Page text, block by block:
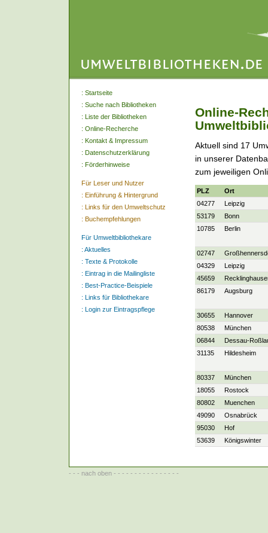
: Startseite
: Suche nach Bibliotheken
: Liste der Bibliotheken
: Online-Recherche
: Kontakt & Impressum
: Datenschutzerklärung
: Förderhinweise
Für Leser und Nutzer
: Einführung & Hintergrund
: Links für den Umweltschutz
: Buchempfehlungen
Für Umweltbibliothekare
: Aktuelles
: Texte & Protokolle
: Eintrag in die Mailingliste
: Best-Practice-Beispiele
: Links für Bibliothekare
: Login zur Eintragspflege
Online-
Aktuell sind 17
in unserer
zum jeweiligen
PLZ
Ort
04277
Leipzig
53179
Bonn
10785
Berlin
02747
04329
Leipzig
45659
86179
Augsburg
30655
Hannover
80538
München
06844
Dessau-
31135
Hildesheim
80337
München
18055
Rostock
80802
Muenchen
49090
Osnabrück
95030
Hof
53639
Königswinter
- - - nach oben - - - - - - - - - - - - - - - -